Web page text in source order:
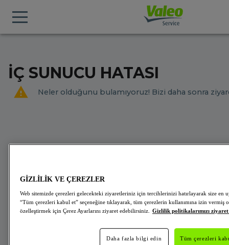
İÇ SUNUCU HATASI
Neler olduğunu bulamıyoruz! Bizi daha sonra
GİZLİLİK VE ÇEREZLER
Web sitemizde çerezleri gelecekteki ziyaretleriniz için tercihlerinizi hatırlayarak size en
“Tüm çerezleri kabul et” seçeneğine tıklayarak, tüm çerezlerin kullanımına izin vermiş
özelleştirmek için Çerez Ayarlarını ziyaret edebilirsiniz.
Gizlilik politikalarımızı
Tüm çerezleri
Daha fazla bilgi edin